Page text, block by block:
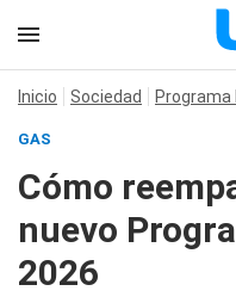
Inicio Sociedad Programa
GAS
Cómo
nuevo
2026